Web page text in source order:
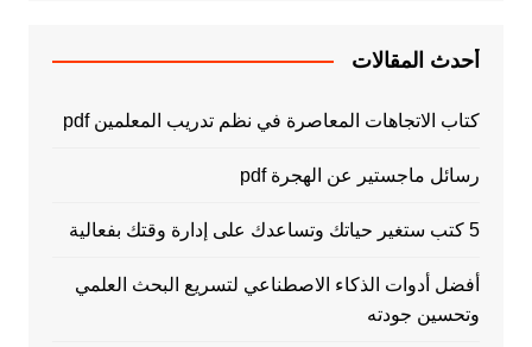
أحدث المقالات
كتاب الاتجاهات المعاصرة في نظم تدريب المعلمين pdf
رسائل ماجستير عن الهجرة pdf
5 كتب ستغير حياتك وتساعدك على إدارة وقتك بفعالية
أفضل أدوات الذكاء الاصطناعي لتسريع البحث العلمي
وتحسين جودته